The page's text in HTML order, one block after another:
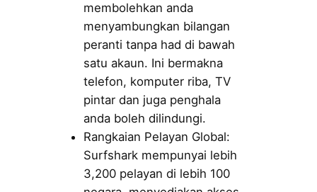
membolehkan anda
menyambungkan bilangan
peranti tanpa had di bawah
satu akaun. Ini bermakna
telefon, komputer riba, TV
pintar dan juga penghala
anda boleh dilindungi.
Rangkaian Pelayan Global:
Surfshark mempunyai lebih
3,200 pelayan di lebih 100